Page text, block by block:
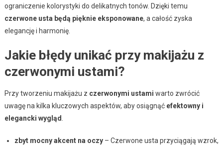
ograniczenie kolorystyki do delikatnych tonów. Dzięki temu
czerwone usta będą pięknie eksponowane, a całość zyska
elegancję i harmonię.
Jakie błędy unikać przy makijażu z
czerwonymi ustami?
Przy tworzeniu makijażu z czerwonymi ustami warto zwrócić
uwagę na kilka kluczowych aspektów, aby osiągnąć efektowny i
elegancki wygląd
zbyt mocny akcent na oczy– Czerwone usta przyciągają wzrok,